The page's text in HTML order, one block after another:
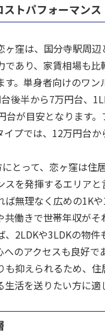
ストパフォーマンス
ヶ窪は、国分寺駅周
であり、家賃相場も比
す。単身者向けのワン
後半から7万円台、
台が目安となります
イプでは、12万円台
とって、恋ヶ窪は住
スを発揮するエリアと
ば無理なく広めの1K
共働きで世帯年収がそ
、2LDKや3LDKの物件
へのアクセスも良好で
も抑えられるため、
活を送りたい方に適